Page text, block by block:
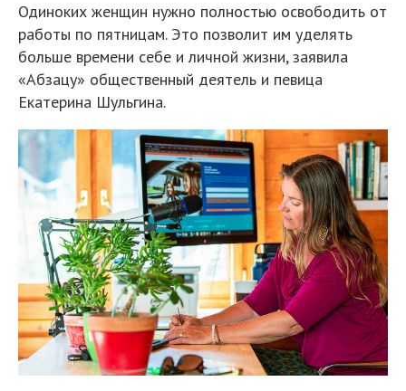
Одиноких женщин нужно полностью освободить от
работы по пятницам. Это позволит им уделять
больше времени себе и личной жизни, заявила
«Абзацу» общественный деятель и певица
Екатерина Шульгина.